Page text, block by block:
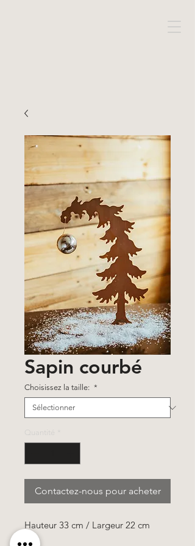
Sapin courbé
Choisissez la taille: *
Quantité
Contactez-nous pour acheter
Hauteur 33 cm / Largeur 22 cm